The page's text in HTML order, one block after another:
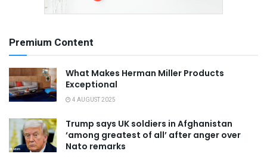
Premium Content
What Makes Herman Miller Products
Exceptional
4 AUGUST 2025
Trump says UK soldiers in Afghanistan
‘among greatest of all’ after anger over
Nato remarks